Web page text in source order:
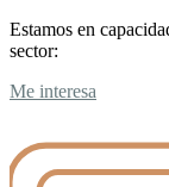
Estamos en
sector:
Me interesa